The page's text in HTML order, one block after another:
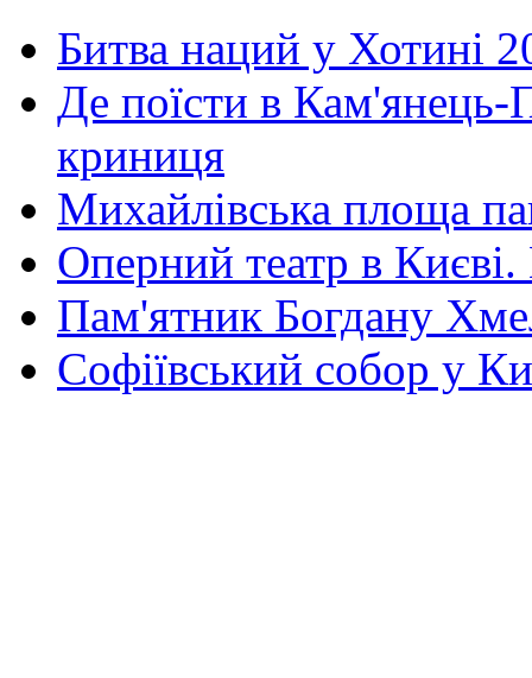
Битва наций у Хотині
Де поїсти в Кам'янець-
криниця
Михайлівська площа
Оперний театр в
Пам'ятник Богдану
Софіївський собор у